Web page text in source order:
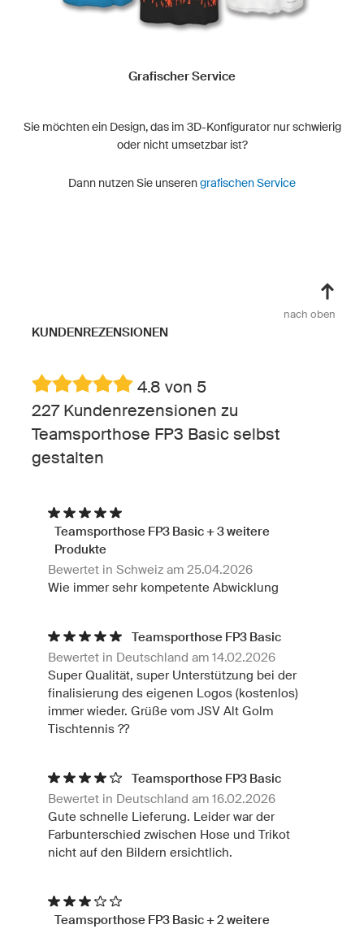
Grafischer Service
Sie möchten ein Design, das im 3D-Konfigurator nur schwierig
oder nicht umsetzbar ist?
Dann nutzen Sie unserengrafischen Service
nach oben
KUNDENREZENSIONEN
4.8 von 5
227 Kundenrezensionen zu
Teamsporthose FP3 Basic selbst
gestalten
Teamsporthose FP3 Basic + 3 weitere
Produkte
Bewertet in Schweiz am 25.04.2026
Wie immer sehr kompetente Abwicklung
Teamsporthose FP3 Basic
Bewertet in Deutschland am 14.02.2026
Super Qualität, super Unterstützung bei der
finalisierung des eigenen Logos (kostenlos)
immer wieder. Grüße vom JSV Alt Golm
Tischtennis ??
Teamsporthose FP3 Basic
Bewertet in Deutschland am 16.02.2026
Gute schnelle Lieferung. Leider war der
Farbunterschied zwischen Hose und Trikot
nicht auf den Bildern ersichtlich.
Teamsporthose FP3 Basic + 2 weitere